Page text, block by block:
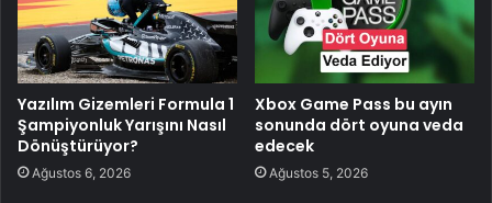
Yazılım Gizemleri Formula 1
Şampiyonluk Yarışını Nasıl
Dönüştürüyor?
Ağustos 6, 2026
Xbox Game Pass bu ayın
sonunda dört oyuna veda
edecek
Ağustos 5, 2026